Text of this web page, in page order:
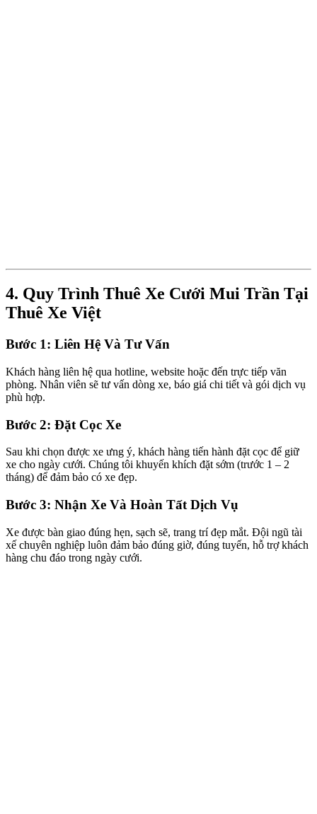
4. Quy Trình Thuê Xe Cưới Mui Trần Tại
Thuê Xe Việt
Bước 1: Liên Hệ Và Tư Vấn
Khách hàng liên hệ qua hotline, website hoặc đến trực tiếp văn
phòng. Nhân viên sẽ tư vấn dòng xe, báo giá chi tiết và gói dịch vụ
phù hợp.
Bước 2: Đặt Cọc Xe
Sau khi chọn được xe ưng ý, khách hàng tiến hành đặt cọc để giữ
xe cho ngày cưới. Chúng tôi khuyến khích đặt sớm (trước 1 – 2
tháng) để đảm bảo có xe đẹp.
Bước 3: Nhận Xe Và Hoàn Tất Dịch Vụ
Xe được bàn giao đúng hẹn, sạch sẽ, trang trí đẹp mắt. Đội ngũ tài
xế chuyên nghiệp luôn đảm bảo đúng giờ, đúng tuyến, hỗ trợ khách
hàng chu đáo trong ngày cưới.